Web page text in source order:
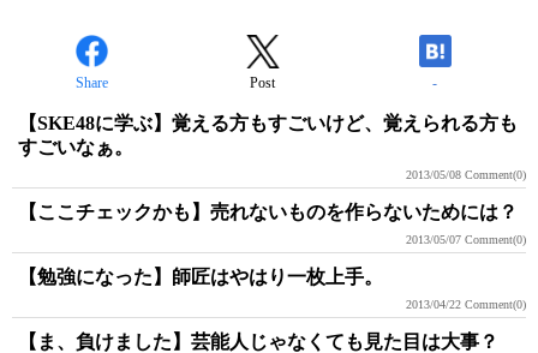
Share Post -
【SKE48に学ぶ】覚える方もすごいけど、覚えられる方も
すごいなぁ。
2013/05/08 Comment(0)
【ここチェックかも】売れないものを作らないためには？
2013/05/07 Comment(0)
【勉強になった】師匠はやはり一枚上手。
2013/04/22 Comment(0)
【ま、負けました】芸能人じゃなくても見た目は大事？